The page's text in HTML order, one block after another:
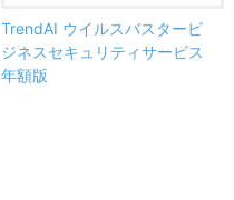
TrendAI ウイルスバスタービ
ジネスセキュリティサービス
年額版